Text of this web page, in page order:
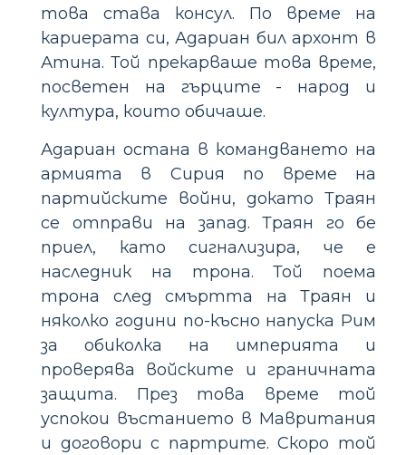
това става консул. По време на
кариерата си, Адариан бил архонт в
Атина. Той прекарваше това време,
посветен на гърците - народ и
култура, които обичаше.
Адариан остана в командването на
армията в Сирия по време на
партийските войни, докато Траян
се отправи на запад. Траян го бе
приел, като сигнализира, че е
наследник на трона. Той поема
трона след смъртта на Траян и
няколко години по-късно напуска Рим
за обиколка на империята и
проверява войските и граничната
защита. През това време той
успокои въстанието в Мавритания
и договори с партрите. Скоро той